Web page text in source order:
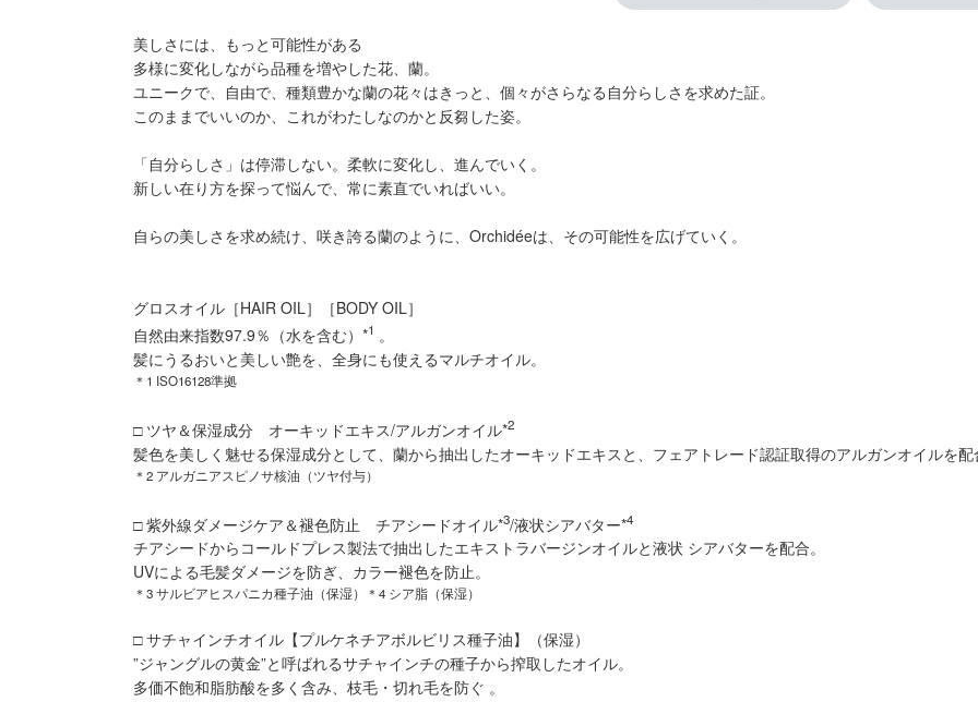
美しさには、もっと可能性がある
多様に変化しながら品種を増やした花、蘭。
ユニークで、自由で、種類豊かな蘭の花々はきっと、個々がさらなる自分らしさを求めた証。
このままでいいのか、これがわたしなのかと反芻した姿。
「自分らしさ」は停滞しない。柔軟に変化し、進んでいく。
新しい在り方を探って悩んで、常に素直でいればいい。
自らの美しさを求め続け、咲き誇る蘭のように、Orchidéeは、その可能性を広げていく。
グロスオイル［HAIR OIL］［BODY OIL］
自然由来指数97.9％（水を含む）*1 。
髪にうるおいと美しい艶を、全身にも使えるマルチオイル。
＊1 ISO16128準拠
□ ツヤ＆保湿成分 オーキッドエキス/アルガンオイル*2
髪色を美しく魅せる保湿成分として、蘭から抽出したオーキッドエキスと、フェアトレード認証取得のアルガンオイルを配
＊2 アルガニアスピノサ核油（ツヤ付与）
□ 紫外線ダメージケア＆褪色防止 チアシードオイル*3/液状シアバター*4
チアシードからコールドプレス製法で抽出したエキストラバージンオイルと液状 シアバターを配合。
UVによる毛髪ダメージを防ぎ、カラー褪色を防止。
＊3 サルビアヒスパニカ種子油（保湿）＊4 シア脂（保湿）
□ サチャインチオイル【プルケネチアボルビリス種子油】（保湿）
”ジャングルの黄金”と呼ばれるサチャインチの種子から搾取したオイル。
多価不飽和脂肪酸を多く含み、枝毛・切れ毛を防ぐ 。